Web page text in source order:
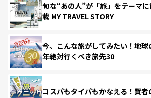
旬な“あの人”が「旅」をテーマ
載 MY TRAVEL STORY
今、こんな旅がしてみたい！地
年絶対行くべき旅先30
コスパもタイパもかなえる！賢